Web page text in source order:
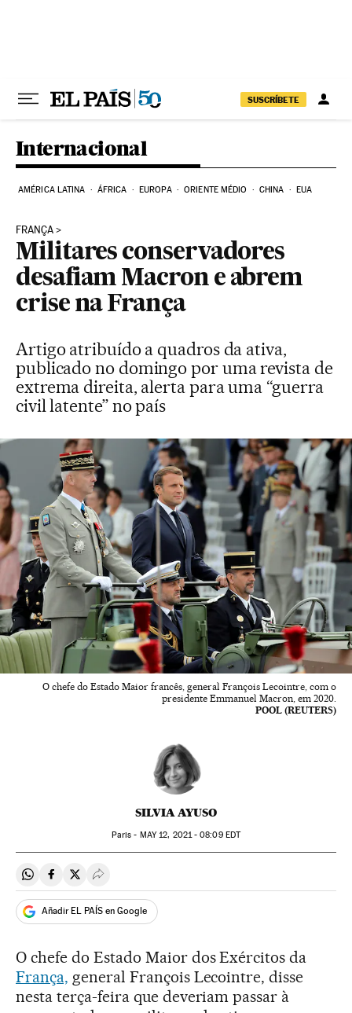
SUSCRÍBETE
Internacional
AMÉRICA LATINA ÁFRICA EUROPA ORIENTE MÉDIO CHINA EUA
FRANÇA
Militares conservadores
desafiam Macron e abrem
crise na França
Artigo atribuído a quadros da ativa,
publicado no domingo por uma revista de
extrema direita, alerta para uma “guerra
civil latente” no país
O chefe do Estado Maior francês, general François Lecointre, com o
presidente Emmanuel Macron, em 2020.
POOL (REUTERS)
SILVIA AYUSO
Paris - MAY12, 2021 - 08:09EDT
Compartir en Whatsapp
Compartir en Facebook
Compartir en Twitter
Desplegar Redes Sociales
Añadir EL PAÍS en Google
O chefe do Estado Maior dos Exércitos da
França, general François Lecointre, disse
nesta terça-feira que deveriam passar à